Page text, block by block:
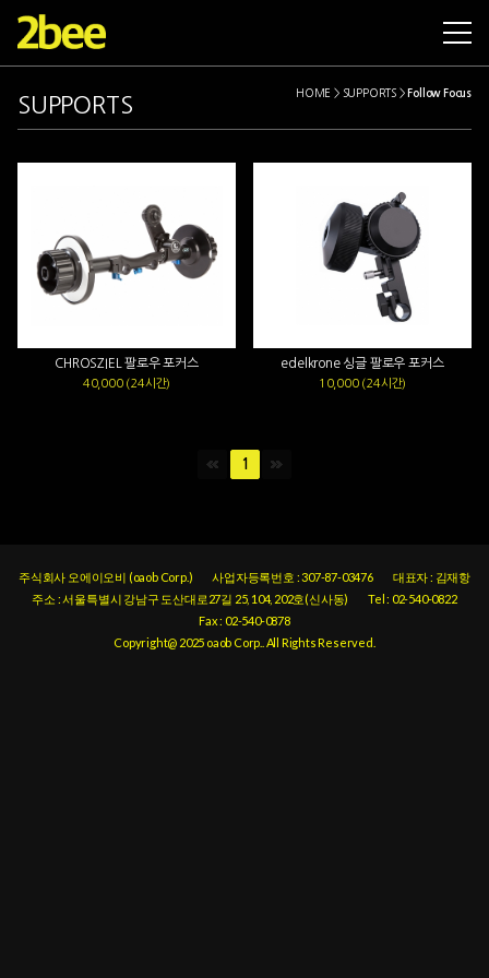
ACCESSORIESLIMITED
SUPPORTS HOME > SUPPORTS > Follow Focus
CHROSZIEL 팔로우 포커스
40,000 (24시간)
edelkrone 싱글 팔로우 포커스
10,000 (24시간)
1
주식회사 오에이오비 (oaob Corp.) 사업자등록번호 : 307-87-03476
대표자 : 김재항
주소 : 서울특별시 강남구 도산대로27길 25, 104, 202호(신사동)
Tel : 02-540-0822
Fax : 02-540-0878
Copyright@ 2025 oaob Corp.. All Rights Reserved.